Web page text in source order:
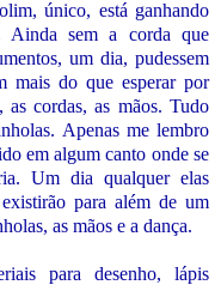
único, está ganhando
Ainda sem a corda que
um dia, pudessem
mais do que esperar por
cordas, as mãos. Tudo
Apenas me lembro
em algum canto onde se
Um dia qualquer elas
para além de um
as mãos e a dança.
para desenho, lápis